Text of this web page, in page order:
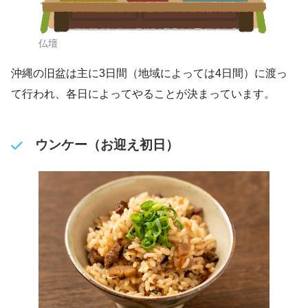
仏壇
沖縄の旧盆は主に3日間（地域によっては4日間）に渡っ
て行われ、各日によってやることが決まっています。
ウンケー（お迎え初日）